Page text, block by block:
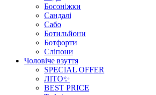
Босоніжки
Сандалі
Сабо
Ботильйони
Ботфорти
Сліпони
Чоловіче взуття
SPECIAL OFFER
ЛІТО✨
BEST PRICE